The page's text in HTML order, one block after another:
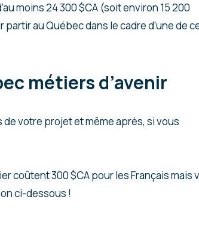
moins 24 300 $CA (soit environ 15 200
au Québec dans le cadre d’une de
métiers d’avenir
votre projet et même après, si vous
coûtent 300 $CA pour les Français mais
ci-dessous !